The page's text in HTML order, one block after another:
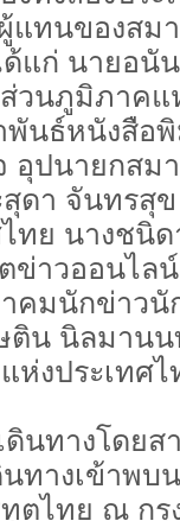
นของสมา
ด้แก่ นายอ
วนภูมิภาคแ
พันธ์หนังสือ
ปนายกสม
สุดา จันทรสุ
ไทย นางชนิ
ข่าวออนไล
คมนักข่าวนั
ติน นิลมาน
งประเทศ
ทางโดยสา
ทางเข้าพบ
ตไทย ณ กรุ